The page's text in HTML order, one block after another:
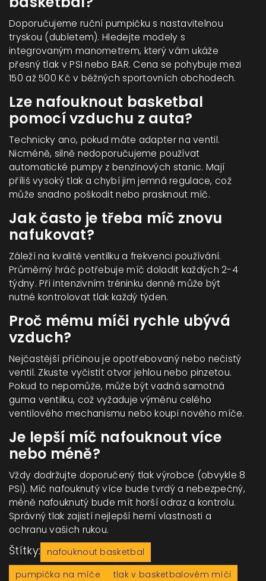
Doporučujeme ruční pumpičku s nastavitelnou
tryskou (dubletem). Hledejte modely s
integrovaným manometrem, který vám ukáže
přesný tlak v PSI nebo BAR. Cena se pohybuje mezi
150 až 500 Kč v běžných sportovních obchodech.
Lze nafouknout basketbal
pomocí vzduchu z auta?
Technicky ano, pokud máte adapter na ventil.
Nicméně, silně nedoporučujeme používat
automatické pumpy z benzínových stanic. Mají
příliš vysoký tlak a chybí jim jemná regulace, což
může snadno poškodit nebo prasknout míč.
Jak často je třeba míč znovu
nafukovat?
Záleží na kvalitě ventilku a frekvenci používání.
Průměrný hráč potřebuje míč doladit každých 2-4
týdny. Při intenzivním tréninku denně může být
nutné kontrolovat tlak každý týden.
Proč mému míči rychle ubývá
vzduch?
Nejčastější příčinou je opotřebovaný nebo nečistý
ventil. Zkuste vyčistit otvor jehlou nebo pinzetou.
Pokud to nepomůže, může být vadná samotná
guma ventilku, což vyžaduje výměnu celého
ventilového mechanismu nebo koupi nového míče.
Je lepší míč nafouknout více
nebo méně?
Vždy dodržujte doporučený tlak výrobce (obvykle 8
PSI). Míč nafouknutý více bude tvrdý a nebezpečný,
méně nafouknutý bude mít horší odraz a kontrolu.
Správný tlak zajistí nejlepší herní vlastnosti a
ochranu vašich rukou.
Štítky:
nafouknout basketbal
pumpička na míče
tlak v basketbalovém míči